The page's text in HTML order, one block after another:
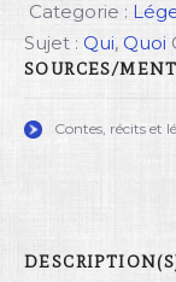
Categorie :
Sujet : Qui, Quoi
SOURCES/
Contes, récits et